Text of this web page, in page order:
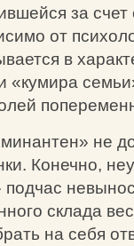
за
от
в
«кумира
не
Конечно,
склада
на себя